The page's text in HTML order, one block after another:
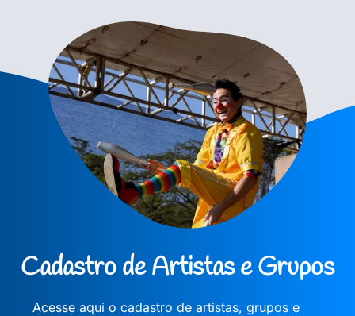
Cadastro de Artistas e Grupos
Acesse aqui o cadastro de artistas, grupos e